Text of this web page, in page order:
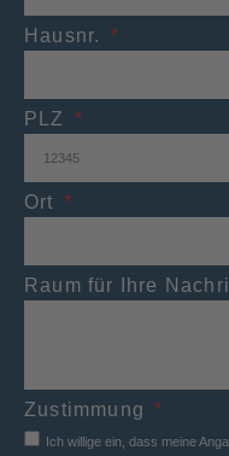
Hausnr.
PLZ
Ort
Raum für Ihre
Zustimmung
Ich willige ein, dass meine